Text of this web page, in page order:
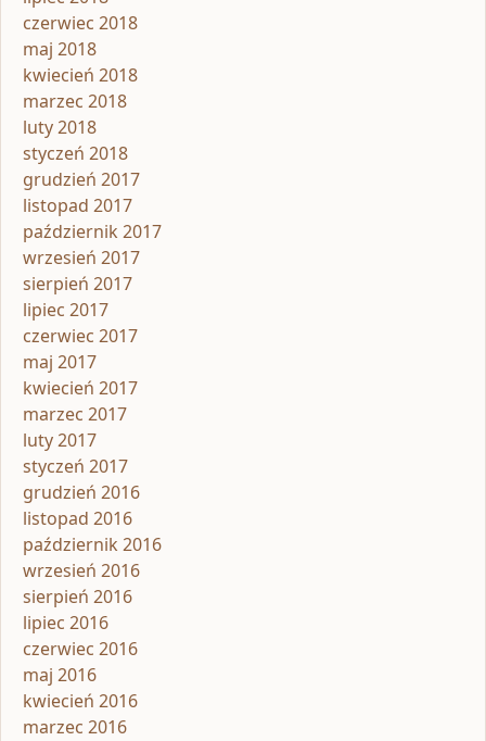
czerwiec 2018
maj 2018
kwiecień 2018
marzec 2018
luty 2018
styczeń 2018
grudzień 2017
listopad 2017
październik 2017
wrzesień 2017
sierpień 2017
lipiec 2017
czerwiec 2017
maj 2017
kwiecień 2017
marzec 2017
luty 2017
styczeń 2017
grudzień 2016
listopad 2016
październik 2016
wrzesień 2016
sierpień 2016
lipiec 2016
czerwiec 2016
maj 2016
kwiecień 2016
marzec 2016